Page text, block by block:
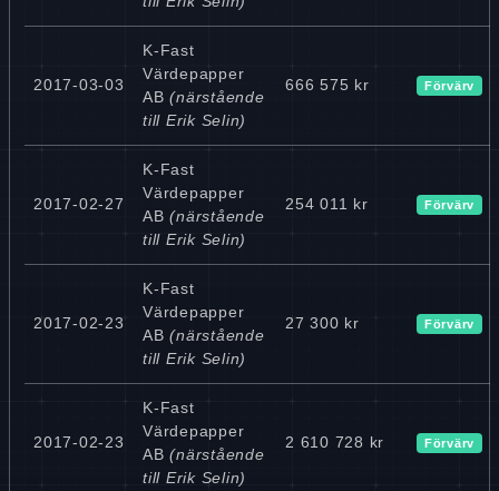
2017-03-03
K-Fast
Värdepapper
AB (närstående
till Erik Selin)
666 575 kr Förvärv
2017-02-27
K-Fast
Värdepapper
AB (närstående
till Erik Selin)
254 011 kr Förvärv
2017-02-23
K-Fast
Värdepapper
AB (närstående
till Erik Selin)
27 300 kr Förvärv
2017-02-23
K-Fast
Värdepapper
AB (närstående
till Erik Selin)
2 610 728 kr Förvärv